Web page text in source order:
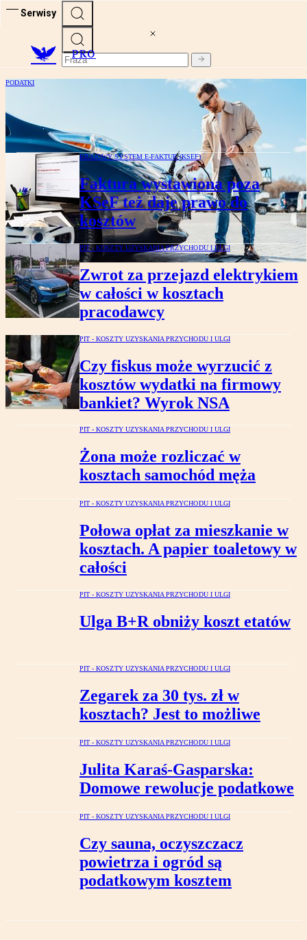
Serwisy
PRO
PODATKI
Julita Karaś-Gasparska: Czy fiskus
polubił elektryki
KRAJOWY SYSTEM E-FAKTUR (KSEF)
Faktura wystawiona poza
KSeF też daje prawo do
kosztów
PIT - KOSZTY UZYSKANIA PRZYCHODU I ULGI
Zwrot za przejazd elektrykiem
w całości w kosztach
pracodawcy
PIT - KOSZTY UZYSKANIA PRZYCHODU I ULGI
Czy fiskus może wyrzucić z
kosztów wydatki na firmowy
bankiet? Wyrok NSA
PIT - KOSZTY UZYSKANIA PRZYCHODU I ULGI
Żona może rozliczać w
kosztach samochód męża
PIT - KOSZTY UZYSKANIA PRZYCHODU I ULGI
Połowa opłat za mieszkanie w
kosztach. A papier toaletowy w
całości
PIT - KOSZTY UZYSKANIA PRZYCHODU I ULGI
Ulga B+R obniży koszt etatów
PIT - KOSZTY UZYSKANIA PRZYCHODU I ULGI
Zegarek za 30 tys. zł w
kosztach? Jest to możliwe
PIT - KOSZTY UZYSKANIA PRZYCHODU I ULGI
Julita Karaś-Gasparska:
Domowe rewolucje podatkowe
PIT - KOSZTY UZYSKANIA PRZYCHODU I ULGI
Czy sauna, oczyszczacz
powietrza i ogród są
podatkowym kosztem